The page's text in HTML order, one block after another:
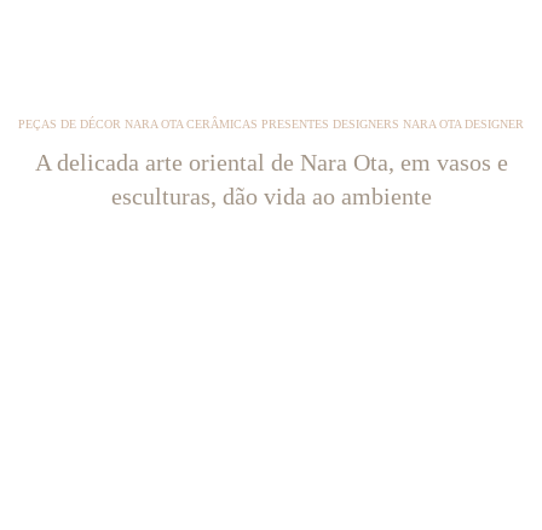
PEÇAS DE DÉCOR NARA OTA CERÂMICAS PRESENTES DESIGNERS NARA OTA DESIGNER
A delicada arte oriental de Nara Ota, em vasos e
esculturas, dão vida ao ambiente